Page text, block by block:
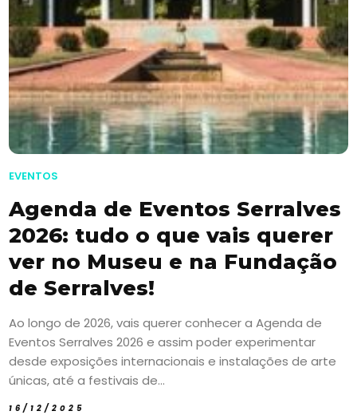
EVENTOS
Agenda de Eventos Serralves
2026: tudo o que vais querer
ver no Museu e na Fundação
de Serralves!
Ao longo de 2026, vais querer conhecer a Agenda de
Eventos Serralves 2026 e assim poder experimentar
desde exposições internacionais e instalações de arte
únicas, até a festivais de...
16/12/2025